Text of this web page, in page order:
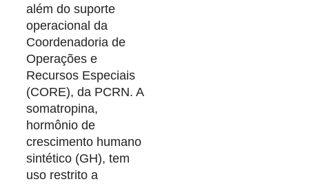
além do suporte
operacional da
Coordenadoria de
Operações e
Recursos Especiais
(CORE), da PCRN. A
somatropina,
hormônio de
crescimento humano
sintético (GH), tem
uso restrito a